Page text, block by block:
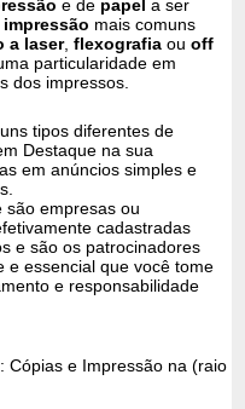
e de papela ser
impressão mais comuns
a laser, flexografiaouoff
particularidade em
dos impressos.
tipos diferentes de
Destaque na sua
em anúncios simples e
são empresas ou
cadastradas
e são os patrocinadores
e essencial que você tome
e responsabilidade
Cópias e Impressão na (raio